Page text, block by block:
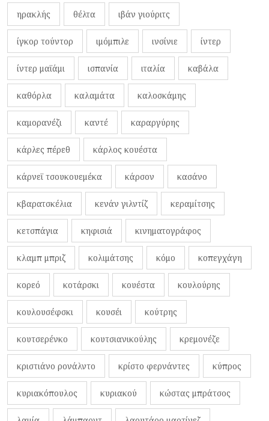
ηρακλής θέλτα ιβάν γιούριτς
ίγκορ τούντορ ιμόμπιλε ινσίνιε ίντερ
ίντερ μαϊάμι ισπανία ιταλία καβάλα
καθόρλα καλαμάτα καλοσκάμης
καμορανέζι καντέ καραργύρης
κάρλες πέρεθ κάρλος κουέστα
κάρνεϊ τσουκουεμέκα κάρσον κασάνο
κβαρατσκέλια κενάν γιλντίζ κεραμίτσης
κετσπάγια κηφισιά κινηματογράφος
κλαμπ μπριζ κολιμάτσης κόμο κοπεγχάγη
κορεό κοτάρσκι κουέστα κουλούρης
κουλουσέφσκι κουσέι κούτρης
κουτσερένκο κουτσιανικούλης κρεμονέζε
κριστιάνο ρονάλντο κρίστο φερνάντες κύπρος
κυριακόπουλος κυριακού κώστας μπράτσος